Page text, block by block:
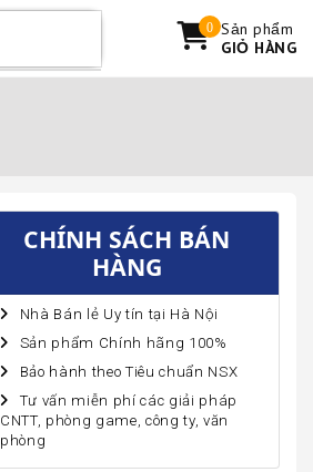
Sản phẩm
GIỎ HÀNG
0
CHÍNH SÁCH BÁN
HÀNG
Nhà Bán lẻ Uy tín tại Hà Nội
Sản phẩm Chính hãng 100%
Bảo hành theo Tiêu chuẩn NSX
Tư vấn miễn phí các giải pháp
CNTT, phòng game, công ty, văn
phòng